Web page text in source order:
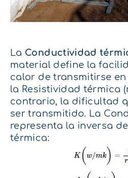
La Conductividad
material define la
calor de transmitirse
la Resistividad térmica
contrario, la dificultad
ser transmitido. La
representa la inversa
térmica: